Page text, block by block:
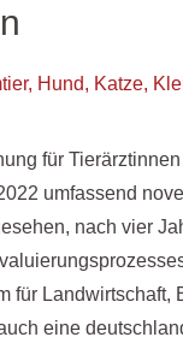
, Hund, Katze,
für
umfassend
nach vier
für Landwirtschaft,
eine